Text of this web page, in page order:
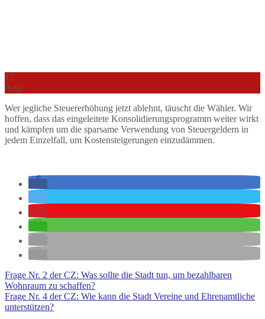
17
Aug.
Wer jegliche Steuererhöhung jetzt ablehnt, täuscht die Wähler. Wir
hoffen, dass das eingeleitete Konsolidierungsprogramm weiter wirkt
und kämpfen um die sparsame Verwendung von Steuergeldern in
jedem Einzelfall, um Kostensteigerungen einzudämmen.
Frage Nr. 2 der CZ: Was sollte die Stadt tun, um bezahlbaren
Wohnraum zu schaffen?
Frage Nr. 4 der CZ: Wie kann die Stadt Vereine und Ehrenamtliche
unterstützen?